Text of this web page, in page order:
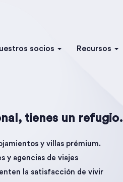
socios Recursos
tienes un refugio.
y villas prémium.
y agencias de viajes
la satisfacción de vivir